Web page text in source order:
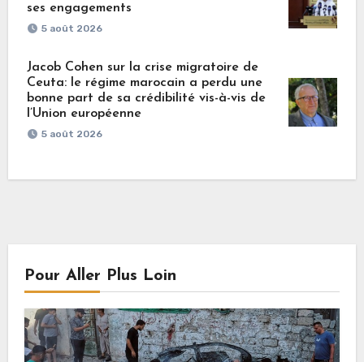
ses engagements
5 août 2026
Jacob Cohen sur la crise migratoire de
Ceuta: le régime marocain a perdu une
bonne part de sa crédibilité vis-à-vis de
l’Union européenne
5 août 2026
Pour Aller Plus Loin